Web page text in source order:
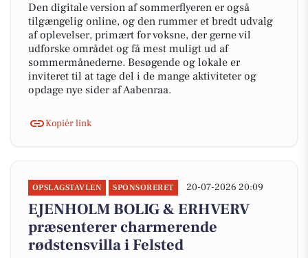
Den digitale version af sommerflyeren er også
tilgængelig online, og den rummer et bredt udvalg
af oplevelser, primært for voksne, der gerne vil
udforske området og få mest muligt ud af
sommermånederne. Besøgende og lokale er
inviteret til at tage del i de mange aktiviteter og
opdage nye sider af Aabenraa.
Kopiér link
OPSLAGSTAVLEN SPONSORERET 20-07-2026 20:09
EJENHOLM BOLIG & ERHVERV
præsenterer charmerende
rødstensvilla i Felsted